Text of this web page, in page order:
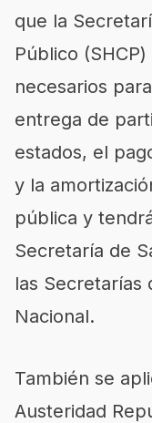
que la
Público
necesarios
entrega de
estados, el
y la
pública y
Secretaría de
las Secretarías
Nacional.
También se
Austeridad